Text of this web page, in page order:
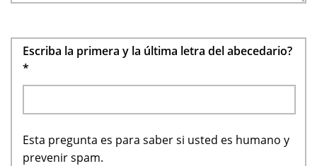
Escriba la primera y la última letra del abecedario?
*
Esta pregunta es para saber si usted es humano y
prevenir spam.